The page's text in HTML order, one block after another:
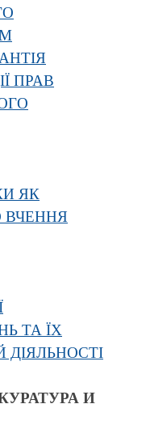
ПРАВ
ЯК
ВЧЕННЯ
ТА ЇХ
ДІЯЛЬНОСТІ
И